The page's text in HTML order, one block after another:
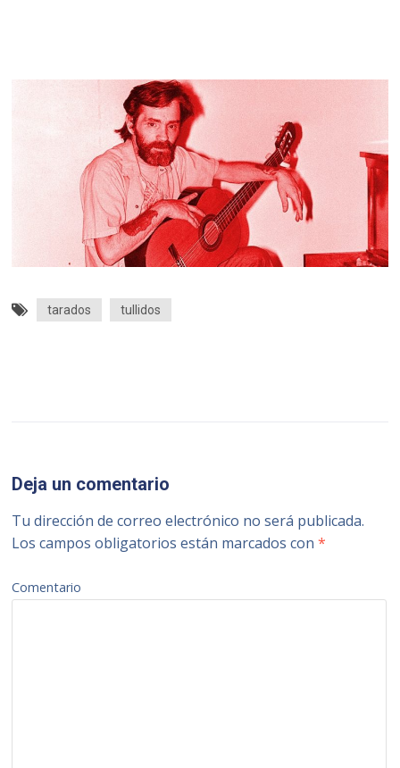
tarados tullidos
Deja un comentario
Tu dirección de correo electrónico no será publicada.
Los campos obligatorios están marcados con*
Comentario